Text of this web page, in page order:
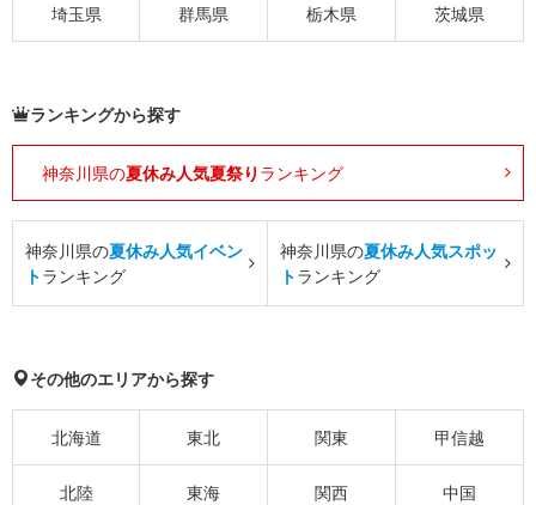
埼玉県 群馬県 栃木県 茨城県
ランキングから探す
神奈川県の夏休み人気夏祭り ランキング
神奈川県の夏休み人気イベン
トランキング
神奈川県の夏休み人気スポッ
トランキング
その他のエリアから探す
北海道 東北 関東 甲信越
北陸 東海 関西 中国